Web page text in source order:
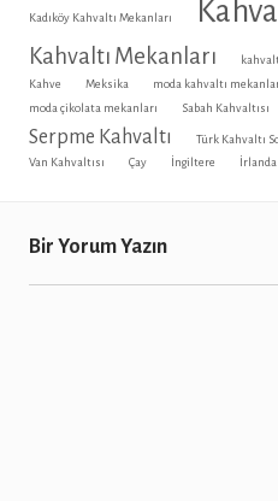
Kadıköy Kahvaltı Mekanları
Kahvaltı Mekanları
Kahve
Meksika moda kahvaltı
moda çikolata mekanları
Sabah Kahvaltısı
Serpme Kahvaltı Türk Kahvaltı
Van Kahvaltısı
Çay İngiltere İrlanda
Bir Yorum Yazın